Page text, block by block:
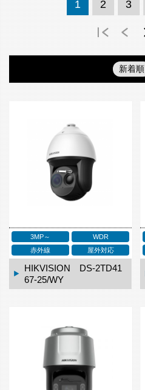
1 2 3
新着順
3MP～
WDR
赤外線
屋外対応
HIKVISION DS-2TD41
67-25/WY